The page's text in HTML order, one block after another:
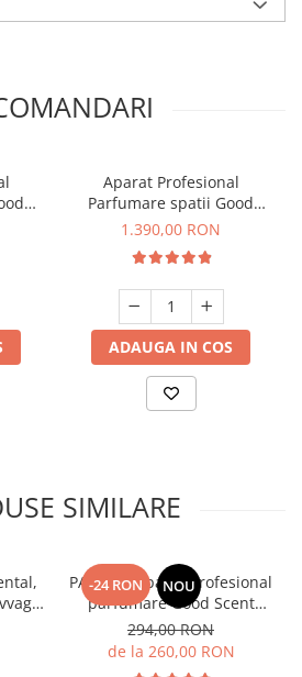
Aparat Profesional
Parfumare spatii Good
Scent GS2500 Tower Luxury,
1.390,00 RON
ADAUGA IN COS
SIMILARE
-24 RON NOU
PACHET: Aparat profesional
parfumare Good Scent
Aroma Car Diffuser, cu
baterie interna, negru si 5
rezerve incluse
294,00 RON
de la 260,00 RON